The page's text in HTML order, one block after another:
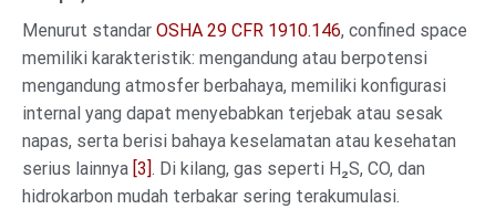
Menurut standar OSHA 29 CFR 1910.146, confined space
memiliki karakteristik: mengandung atau berpotensi
mengandung atmosfer berbahaya, memiliki konfigurasi
internal yang dapat menyebabkan terjebak atau sesak
napas, serta berisi bahaya keselamatan atau kesehatan
serius lainnya [3] . Di kilang, gas seperti H₂S, CO, dan
hidrokarbon mudah terbakar sering terakumulasi.